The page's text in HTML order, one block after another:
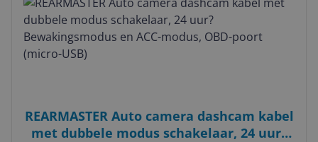
REARMASTER Auto camera dashcam kabel
met dubbele modus schakelaar, 24 uur?